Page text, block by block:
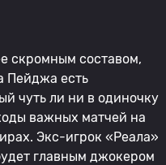
скромным составом,
Пейджа есть
чуть ли ни в одиночку
важных матчей на
Экс-игрок «Реала»
главным джокером